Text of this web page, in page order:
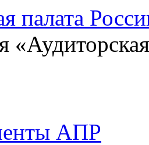
палата
АПР